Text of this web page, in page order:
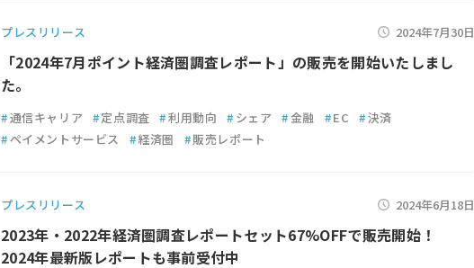
プレスリリース 2024年7月30日
「2024年7月ポイント経済圏調査レポート」の販売を開始いたしまし
た。
#通信キャリア #定点調査 #利用動向 # シェア #金融 #EC #決済
#ペイメントサービス #経済圏 #販売レポート
プレスリリース 2024年6月18日
2023年・2022年経済圏調査レポートセット67%OFFで販売開始！
2024年最新版レポートも事前受付中